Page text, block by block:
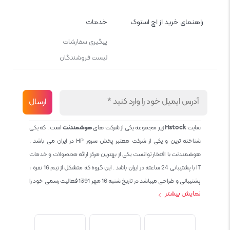
راهنمای خرید از اچ استوک خدمات
پیگیری سفارشات
لیست فروشندگان
سایتHstockزیر مجموعه یکی از شرکت هایهوشمندنتاست . که یکی
شناخته ترین و یکی از شرکت معتبر پخش سرور HP در ایران می باشد .
هوشمندنت با افتخار توانست یکی از بهترین مرکز ارائه محصولات و خدمات
IT با پشتیبانی 24 ساعته در ایران باشد . این گروه که متشکل از تیم 16 نفره ،
پشتیبانی و طراحی میباشد در تاریخ شنبه 16 مهر 1391 فعالیت رسمی خود را
نمایش بیشتر